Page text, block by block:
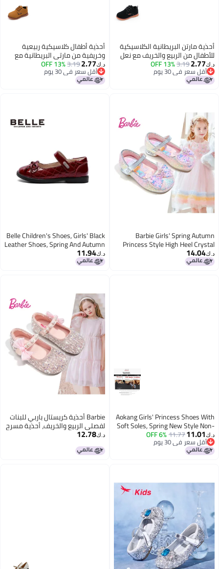
أحذية مارتن البريطانية الكلاسيكية
للأطفال من الربيع والخريف مع نعل
Tbottomon للأولاد والأحذية الجلدية
للبنات مع نعل ناعم للأحذية القصيرة
د.ك‏2.77
3.19
13% OFF
أقل سعر في 30 يوم
أقل سعر في 30 يوم
أحذية أطفال كلاسيكية ربيعية
وخريفية من مارتي البريطانية مع
نعل Tbottomon لأحذية جلدية للأولاد
وأحذية ناعمة للبنات، أحذية قصيرة
د.ك‏2.77
3.19
13% OFF
أقل سعر في 30 يوم
أقل سعر في 30 يوم
Barbie Girls' Spring Autumn
Princess Style High Heel Crystal
Fashion Leather Shoes Da6812
Pink Size 32
د.ك‏14.04
Belle Children's Shoes, Girls' Black
Leather Shoes, Spring And Autumn
Soft-soled Children's Shoes,
Student Shoes For Older Children,
د.ك‏11.94
Aokang Girls' Princess Shoes With
Soft Soles, Spring New Style Non-
slip School Shoes, Versatile Mary
Jane Leather Shoes For Girls
د.ك‏11.01
11.77
6% OFF
أقل سعر في 30 يوم
أقل سعر في 30 يوم
Barbie أحذية كريستال باربي للبنات
لفصلي الربيع والخريف، أحذية مسرح
مقاس 32
د.ك‏12.78